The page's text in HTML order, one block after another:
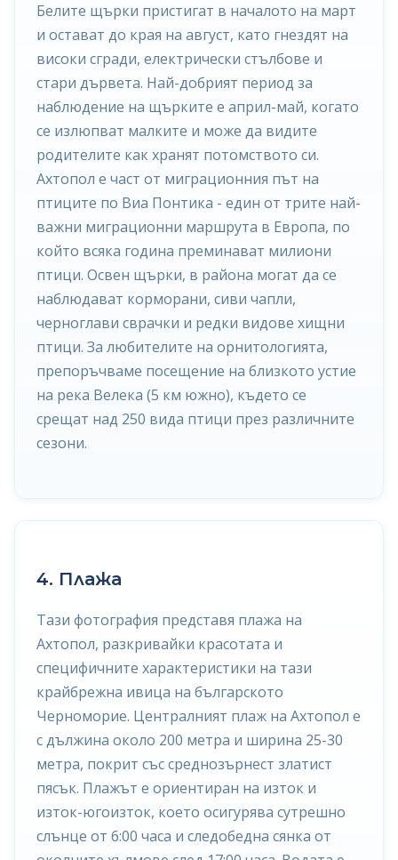
Белите щърки пристигат в началото на март
и остават до края на август, като гнездят на
високи сгради, електрически стълбове и
стари дървета. Най-добрият период за
наблюдение на щърките е април-май, когато
се излюпват малките и може да видите
родителите как хранят потомството си.
Ахтопол е част от миграционния път на
птиците по Виа Понтика - един от трите най-
важни миграционни маршрута в Европа, по
който всяка година преминават милиони
птици. Освен щърки, в района могат да се
наблюдават корморани, сиви чапли,
черноглави сврачки и редки видове хищни
птици. За любителите на орнитологията,
препоръчваме посещение на близкото устие
на река Велека (5 км южно), където се
срещат над 250 вида птици през различните
сезони.
4. Плажа
Тази фотография представя плажа на
Ахтопол, разкривайки красотата и
специфичните характеристики на тази
крайбрежна ивица на българското
Черноморие. Централният плаж на Ахтопол е
с дължина около 200 метра и ширина 25-30
метра, покрит със среднозърнест златист
пясък. Плажът е ориентиран на изток и
изток-югоизток, което осигурява сутрешно
слънце от 6:00 часа и следобедна сянка от